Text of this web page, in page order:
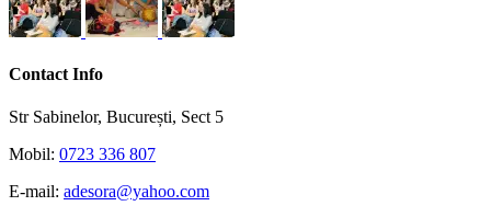
Contact Info
Str Sabinelor, București, Sect 5
Mobil: 0723 336 807
E-mail: adesora@yahoo.com